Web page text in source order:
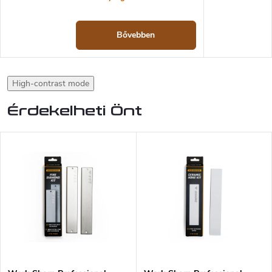
Bővebben
High-contrast mode
Érdekelheti Önt